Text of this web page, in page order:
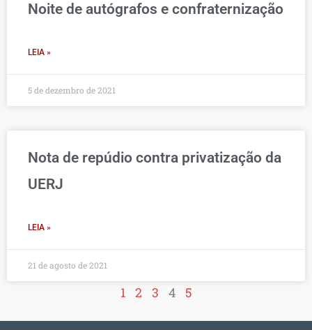
Noite de autógrafos e confraternização
LEIA »
5 de dezembro de 2021
Nota de repúdio contra privatização da
UERJ
LEIA »
21 de agosto de 2021
1 2 3 4 5